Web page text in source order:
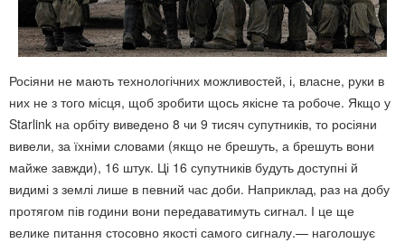
Росіяни не мають технологічних можливостей, і, власне, руки в
них не з того місця, щоб зробити щось якісне та робоче. Якщо у
Starlink на орбіту виведено 8 чи 9 тисяч супутників, то росіяни
вивели, за їхніми словами (якщо не брешуть, а брешуть вони
майже завжди), 16 штук. Ці 16 супутників будуть доступні й
видимі з землі лише в певний час доби. Наприклад, раз на добу
протягом пів години вони передаватимуть сигнал. І це ще
велике питання стосовно якості самого сигналу.— наголошує